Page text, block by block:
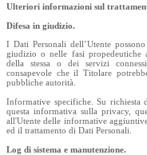
Ulteriori informazioni sul
Difesa in giudizio.
I Dati Personali dell’Utente
giudizio o nelle fasi propedeutiche
della stessa o dei servizi
consapevole che il Titolare
pubbliche autorità.
Informative specifiche. Su richiesta
questa informativa sulla privacy,
all'Utente delle informative
ed il trattamento di Dati Personali.
Log di sistema e manutenzione.